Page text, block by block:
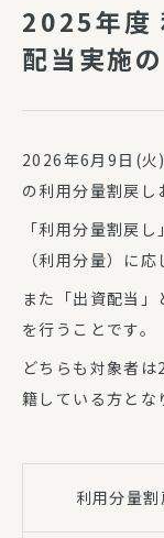
2025年度
配当実施
2026年6月9日(火
の利用分量割戻し
「利用分量割戻
（利用分量）に
また「出資配当
を行うことです。
どちらも対象者
籍している方とな
利用分量割